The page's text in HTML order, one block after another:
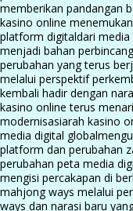
memberikan pandangan
kasino online
platform digitaldari
menjadi bahan
perubahan yang terus
melalui perspektif
kembali hadir dengan
kasino online terus
modernisasiarah kasino
media digital global
platform dan perubahan
perubahan peta media
mengisi percakapan di
mahjong ways melalui
ways dan narasi baru